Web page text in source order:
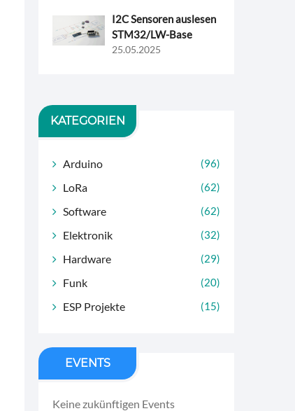
I2C Sensoren auslesen
STM32/LW-Base
25.05.2025
KATEGORIEN
Arduino (96)
LoRa (62)
Software (62)
Elektronik (32)
Hardware (29)
Funk (20)
ESP Projekte (15)
EVENTS
Keine zukünftigen Events